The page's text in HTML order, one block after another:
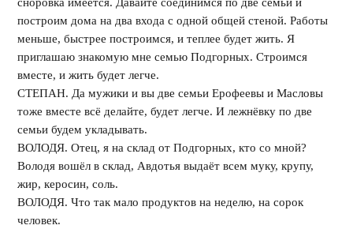
построим дома на два входа с одной общей стеной. Работы
меньше, быстрее построимся, и теплее будет жить. Я
приглашаю знакомую мне семью Подгорных. Строимся
вместе, и жить будет легче.
СТЕПАН. Да мужики и вы две семьи Ерофеевы и Масловы
тоже вместе всё делайте, будет легче. И лежнёвку по две
семьи будем укладывать.
ВОЛОДЯ. Отец, я на склад от Подгорных, кто со мной?
Володя вошёл в склад, Авдотья выдаёт всем муку, крупу,
жир, керосин, соль.
ВОЛОДЯ. Что так мало продуктов на неделю, на сорок
человек.